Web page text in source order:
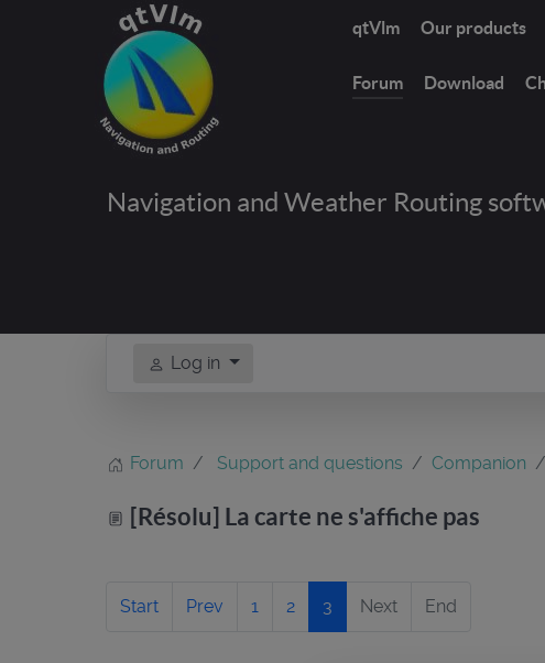
qtVlm Our products
Forum Download
Navigation and Weather Routing
Log in
Forum Support and questions Companion
[Résolu] La carte ne s'affiche pas
Start Prev 1 2 3 Next End